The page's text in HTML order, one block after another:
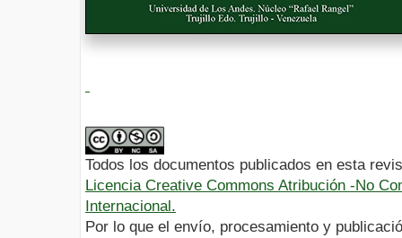
Todos los documentos publicados en esta
Licencia Creative Commons Atribución -No
Internacional.
Por lo que el envío, procesamiento y